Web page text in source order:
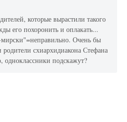
которые вырастили такого
его похоронить и оплакать...
Очень бы
родители схиархидиакона Стефана
одноклассники подскажут?